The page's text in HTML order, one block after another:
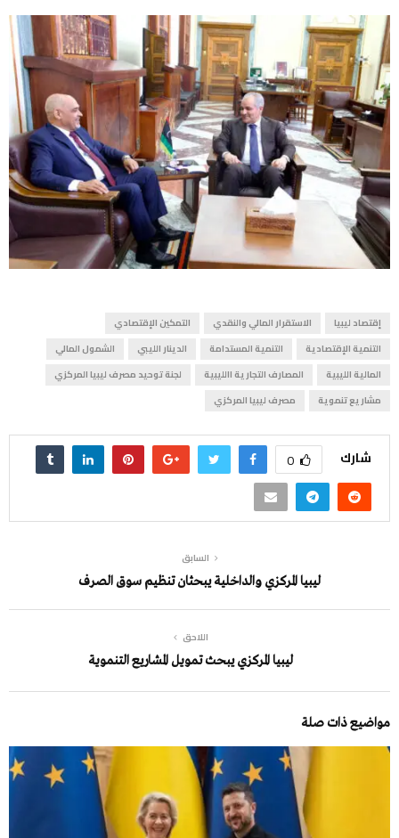
إقتصاد ليبيا الاستقرار المالي والنقدي
التمكين الإقتصادي
التنمية الإقتصادية
التنمية المستدامة الدينار الليبي
الشمول المالي
المالية الليبية
المصارف التجارية االليبية
لجنة توحيد مصرف ليبيا المركزي
مشاريع تنموية
مصرف ليبيا المركزي
شارك 0
السابق
ليبيا المركزي والداخلية يبحثان تنظيم سوق الصرف
اللاحق
ليبيا المركزي يبحث تمويل المشاريع التنموية
مواضيع ذات صلة